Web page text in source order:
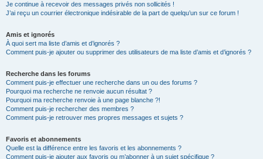
Je continue à recevoir des messages privés non sollicités !
J’ai reçu un courrier électronique indésirable de la part de quelqu’un sur ce forum !
Amis et ignorés
À quoi sert ma liste d’amis et d’ignorés ?
Comment puis-je ajouter ou supprimer des utilisateurs de ma liste d’amis et d’ignorés ?
Recherche dans les forums
Comment puis-je effectuer une recherche dans un ou des forums ?
Pourquoi ma recherche ne renvoie aucun résultat ?
Pourquoi ma recherche renvoie à une page blanche ?!
Comment puis-je rechercher des membres ?
Comment puis-je retrouver mes propres messages et sujets ?
Favoris et abonnements
Quelle est la différence entre les favoris et les abonnements ?
Comment puis-je ajouter aux favoris ou m’abonner à un sujet spécifique ?